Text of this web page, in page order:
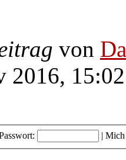
von
2016, 15:02
| Mich